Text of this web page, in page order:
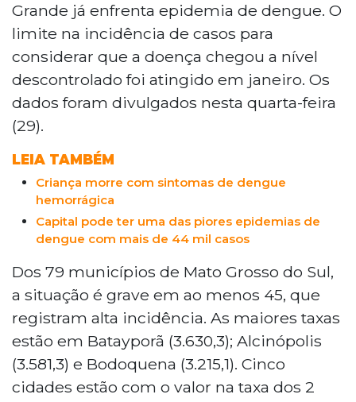
Grande já enfrenta epidemia de dengue. O
limite na incidência de casos para
considerar que a doença chegou a nível
descontrolado foi atingido em janeiro. Os
dados foram divulgados nesta quarta-feira
(29).
LEIA TAMBÉM
Criança morre com sintomas de dengue
hemorrágica
Capital pode ter uma das piores epidemias de
dengue com mais de 44 mil casos
Dos 79 municípios de Mato Grosso do Sul,
a situação é grave em ao menos 45, que
registram alta incidência. As maiores taxas
estão em Batayporã (3.630,3); Alcinópolis
(3.581,3) e Bodoquena (3.215,1). Cinco
cidades estão com o valor na taxa dos 2